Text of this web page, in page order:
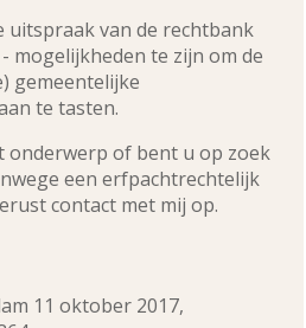
uitspraak van de rechtbank
mogelijkheden te zijn om de
gemeentelijke
te tasten.
onderwerp of bent u op zoek
een erfpachtrechtelijk
contact met mij op.
11 oktober 2017,